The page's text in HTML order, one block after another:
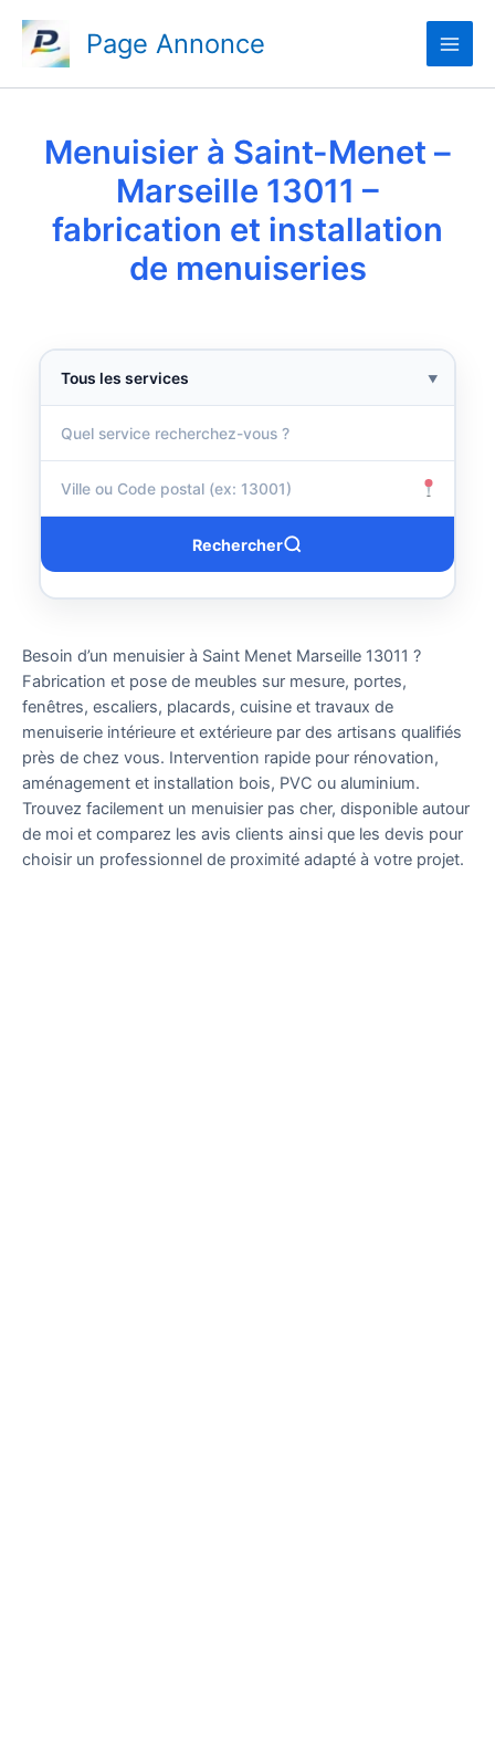
contenu
Page Annonce
Menuisier à Saint-Menet –
Marseille 13011 –
fabrication et installation
de menuiseries
▼
Rechercher
Besoin d’un menuisier à Saint Menet Marseille 13011 ?
Fabrication et pose de meubles sur mesure, portes,
fenêtres, escaliers, placards, cuisine et travaux de
menuiserie intérieure et extérieure par des artisans qualifiés
près de chez vous. Intervention rapide pour rénovation,
aménagement et installation bois, PVC ou aluminium.
Trouvez facilement un menuisier pas cher, disponible autour
de moi et comparez les avis clients ainsi que les devis pour
choisir un professionnel de proximité adapté à votre projet.